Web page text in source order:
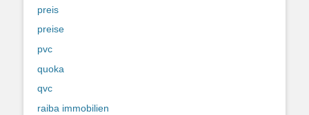
preis
preise
pvc
quoka
qvc
raiba immobilien